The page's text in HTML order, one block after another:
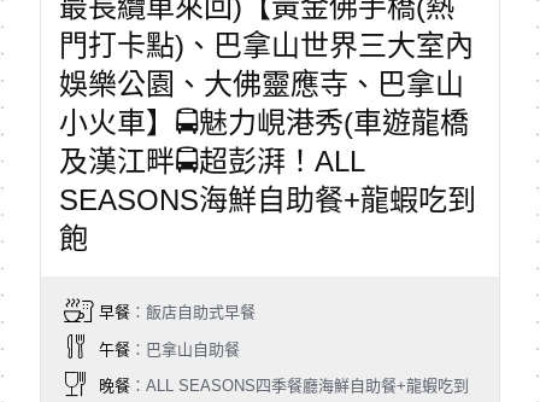
最長纜車來回)【黃金佛手橋(熱
門打卡點)、巴拿山世界三大室內
娛樂公園、大佛靈應寺、巴拿山
小火車】🚍魅力峴港秀(車遊龍橋
及漢江畔🚍超彭湃！ALL
SEASONS海鮮自助餐+龍蝦吃到
飽
早餐：飯店自助式早餐
午餐：巴拿山自助餐
晚餐：ALL SEASONS四季餐廳海鮮自助餐+龍蝦吃到